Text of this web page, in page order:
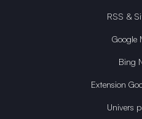
RSS &
Google
Bing
Extension
Univers